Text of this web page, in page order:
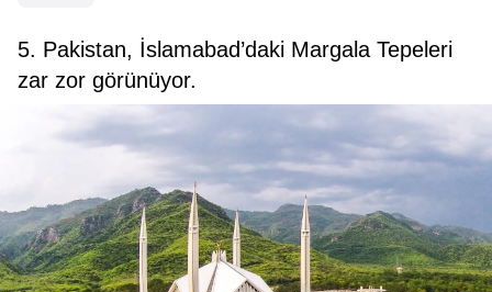
5. Pakistan, İslamabad’daki Margala Tepeleri
zar zor görünüyor.